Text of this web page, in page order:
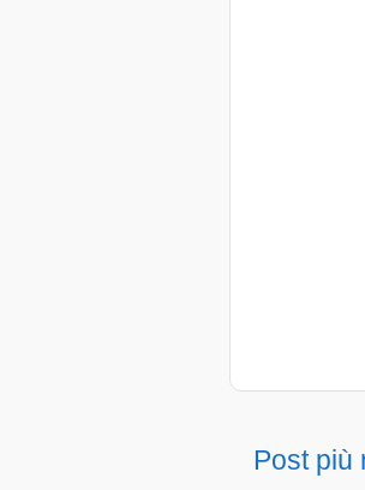
Post più